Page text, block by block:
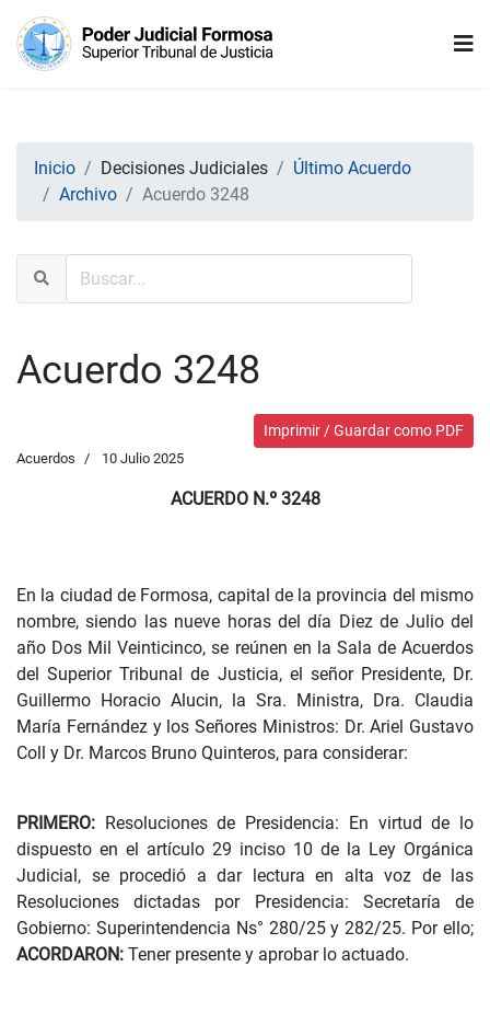
Inicio Decisiones Judiciales
Último Acuerdo
Archivo
Acuerdo 3248
Acuerdo 3248
Imprimir / Guardar como PDF
Acuerdos 10 Julio 2025
ACUERDO N.º 3248
En la ciudad de Formosa, capital de la provincia del mismo
nombre, siendo las nueve horas del día Diez de Julio del
año Dos Mil Veinticinco, se reúnen en la Sala de Acuerdos
del Superior Tribunal de Justicia, el señor Presidente, Dr.
Guillermo Horacio Alucin, la Sra. Ministra, Dra. Claudia
María Fernández y los Señores Ministros: Dr. Ariel Gustavo
Coll y Dr. Marcos Bruno Quinteros, para considerar:
PRIMERO: Resoluciones de Presidencia: En virtud de lo
dispuesto en el artículo 29 inciso 10 de la Ley Orgánica
Judicial, se procedió a dar lectura en alta voz de las
Resoluciones dictadas por Presidencia: Secretaría de
Gobierno: Superintendencia Ns° 280/25 y 282/25. Por ello;
ACORDARON: Tener presente y aprobar lo actuado.